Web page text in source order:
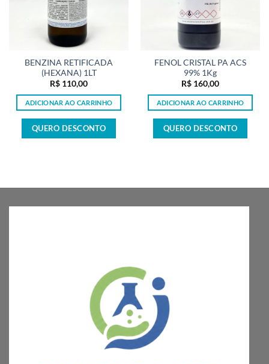
BENZINA RETIFICADA
(HEXANA) 1LT
R$ 110,00
ADICIONAR AO CARRINHO
QUERO DESCONTO
FENOL CRISTAL PA ACS
99% 1Kg
R$ 160,00
ADICIONAR AO CARRINHO
QUERO DESCONTO